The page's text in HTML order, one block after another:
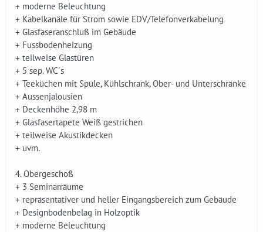
+ moderne Beleuchtung
+ Kabelkanäle für Strom sowie EDV/Telefonverkabelung
+ Glasfaseranschluß im Gebäude
+ Fussbodenheizung
+ teilweise Glastüren
+ 5 sep. WC´s
+ Teeküchen mit Spüle, Kühlschrank, Ober- und Unterschränke
+ Aussenjalousien
+ Deckenhöhe 2,98 m
+ Glasfasertapete Weiß gestrichen
+ teilweise Akustikdecken
+ uvm.
4. Obergeschoß
+ 3 Seminarräume
+ repräsentativer und heller Eingangsbereich zum Gebäude
+ Designbodenbelag in Holzoptik
+ moderne Beleuchtung